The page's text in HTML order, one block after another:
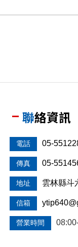
聯絡資訊
電話 05-
傳真 05-
地址 雲林縣斗
信箱
營業時間